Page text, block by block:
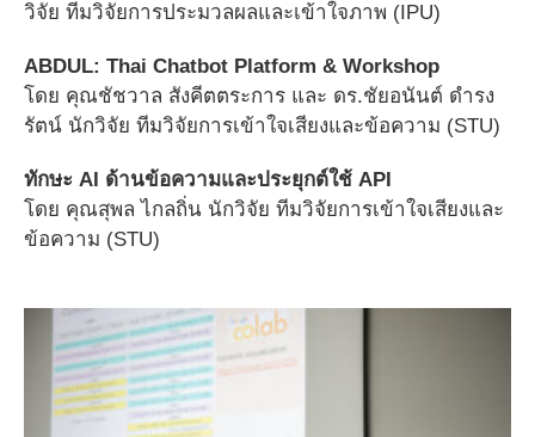
วิจัย ทีมวิจัยการประมวลผลและเข้าใจภาพ (IPU)
ABDUL: Thai Chatbot Platform & Workshop
โดย คุณชัชวาล สังคีตตระการ และ ดร.ชัยอนันต์ ดำรง
รัตน์ นักวิจัย ทีมวิจัยการเข้าใจเสียงและข้อความ (STU)
ทักษะ AI ด้านข้อความและประยุกต์ใช้ API
โดย คุณสุพล ไกลถิ่น นักวิจัย ทีมวิจัยการเข้าใจเสียงและ
ข้อความ (STU)